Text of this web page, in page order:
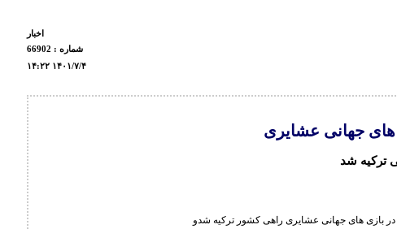
اخبار
شماره : 66902
۱۴:۲۲ ۱۴۰۱/۷/۴
جهانی عشایری
ترکیه شد
در بازی های جهانی عشایری راهی کشور ترکیه شدو